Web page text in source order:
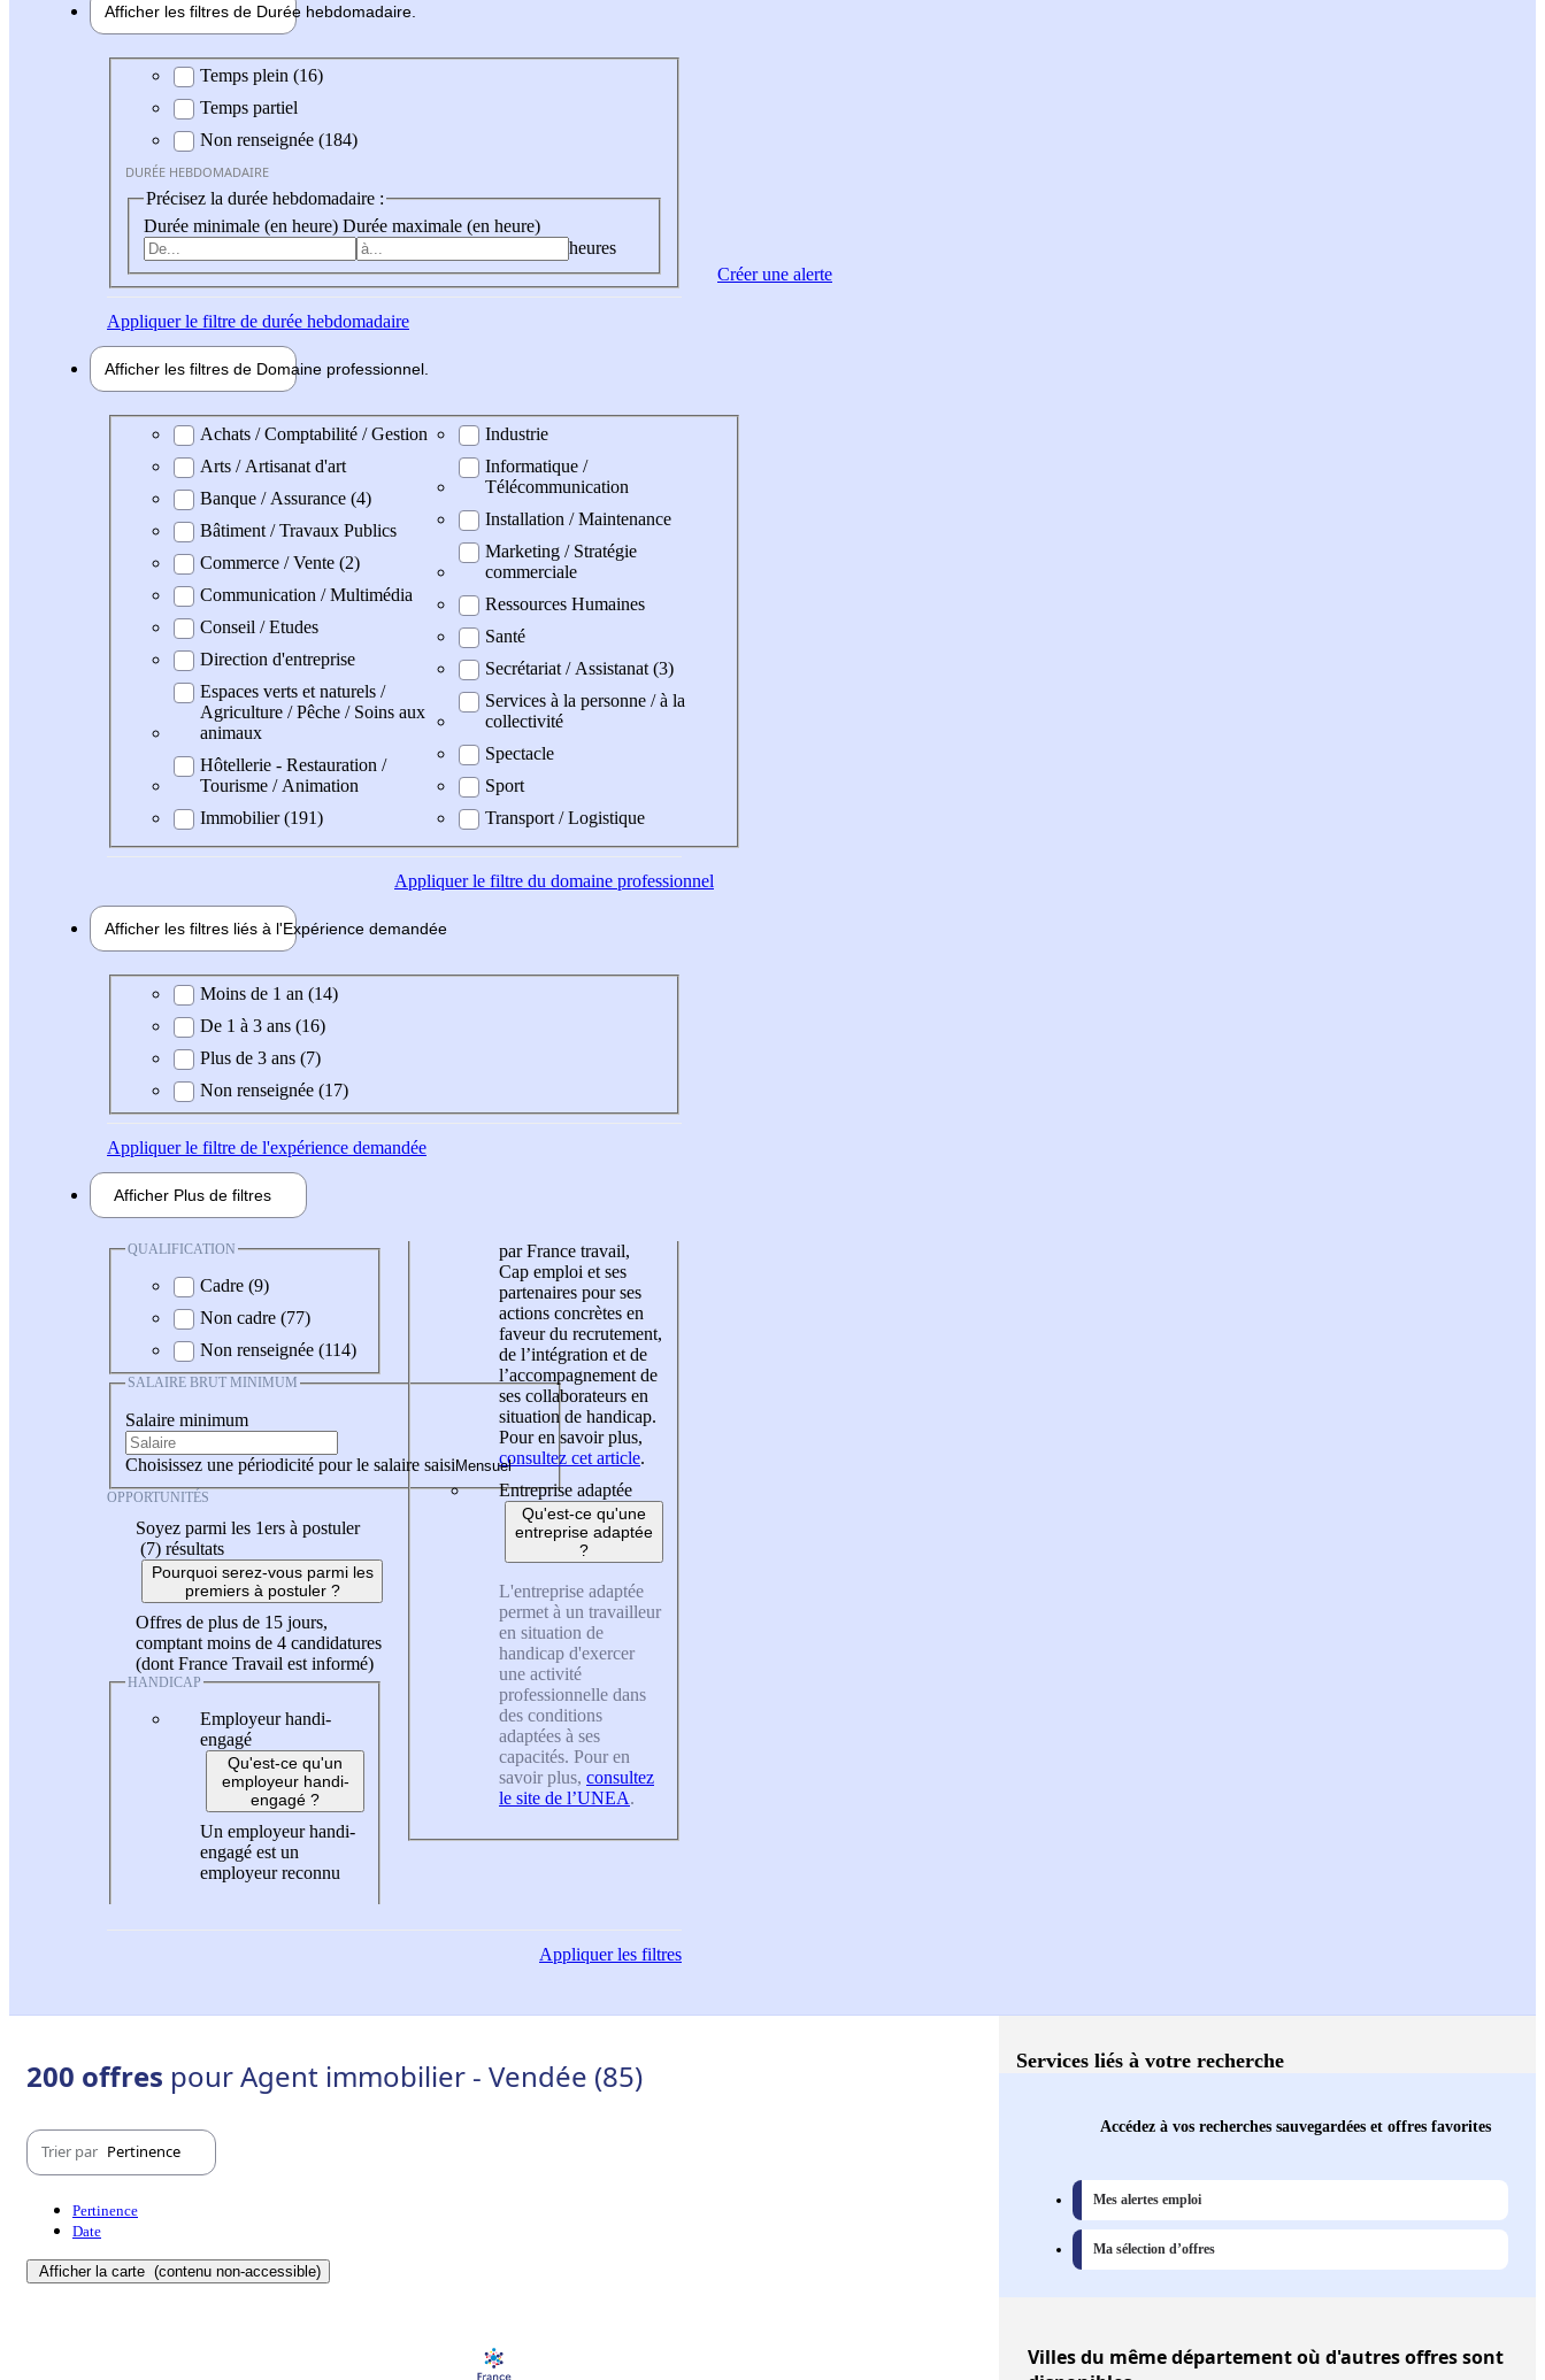
Afficher les filtres de Durée hebdomadaire
Durée hebdomadaire
Temps plein (16)
Temps partiel
Non renseignée (184)
DURÉE HEBDOMADAIRE
Précisez la durée hebdomadaire :
Durée minimale (en heure) Durée maximale (en heure)
heures
Appliquerle filtre de durée hebdomadaire
Afficher les filtres de Domaine professionnel
Domaine professionel
Achats / Comptabilité / Gestion
Arts / Artisanat d'art
Banque / Assurance (4)
Bâtiment / Travaux Publics
Commerce / Vente (2)
Communication / Multimédia
Conseil / Etudes
Direction d'entreprise
Espaces verts et naturels /
Agriculture / Pêche / Soins aux
animaux
Hôtellerie - Restauration /
Tourisme / Animation
Immobilier (191)
Industrie
Informatique /
Télécommunication
Installation / Maintenance
Marketing / Stratégie
commerciale
Ressources Humaines
Santé
Secrétariat / Assistanat (3)
Services à la personne / à la
collectivité
Spectacle
Sport
Transport / Logistique
Appliquerle filtre du domaine professionnel
Afficher les filtres liés à l'Expérience demandée
Expérience demandée
Moins de 1 an (14)
De 1 à 3 ans (16)
Plus de 3 ans (7)
Non renseignée (17)
Appliquerle filtre de l'expérience demandée
Afficher Plus de filtres
QUALIFICATION
Cadre (9)
Non cadre (77)
Non renseignée (114)
SALAIRE BRUT MINIMUM
Salaire minimum
Choisissez une périodicité pour le salaire saisi
OPPORTUNITÉS
Soyez parmi les 1ers à postuler
(7) résultats
Pourquoi serez-vous parmi les
premiers à postuler ?
Offres de plus de 15 jours,
comptant moins de 4 candidatures
(dont France Travail est informé)
HANDICAP
Employeur handi-
engagé
Qu'est-ce qu'un
employeur handi-
engagé ?
Un employeur handi-
engagé est un
employeur reconnu
par France travail,
Cap emploi et ses
partenaires pour ses
actions concrètes en
faveur du recrutement,
de l’intégration et de
l’accompagnement de
ses collaborateurs en
situation de handicap.
Pour en savoir plus,
consultez cet article.
Entreprise adaptée
Qu'est-ce qu'une
entreprise adaptée
?
L'entreprise adaptée
permet à un travailleur
en situation de
handicap d'exercer
une activité
professionnelle dans
des conditions
adaptées à ses
capacités. Pour en
savoir plus, consultez
le site de l’UNEA.
Appliquerles filtres
Créer une alerte
200 offres pour Agent immobilier - Vendée (85)
Trier par Pertinence
Pertinence
Date
Afficher la carte (contenu non-accessible)
Services liés à votre recherche
Accédez à vos recherches sauvegardées et offres favorites
Mes alertes emploi
Ma sélection d’offres
Villesdu même département où d'autres offres sont